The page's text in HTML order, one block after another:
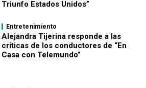
Triunfo Estados Unidos”
Entretenimiento
Alejandra Tijerina responde a las
críticas de los conductores de “En
Casa con Telemundo”